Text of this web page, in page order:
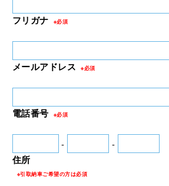
フリガナ ※必須
メールアドレス ※必須
電話番号 ※必須
- -
住所
※引取納車ご希望の方は必須